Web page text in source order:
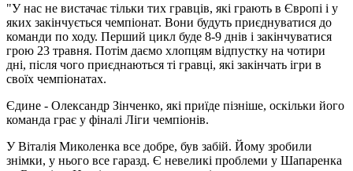
"У нас не вистачає тільки тих гравців, які грають в Європі і у
яких закінчується чемпіонат. Вони будуть приєднуватися до
команди по ходу. Перший цикл буде 8-9 днів і закінчуватися
грою 23 травня. Потім даємо хлопцям відпустку на чотири
дні, після чого приєднаються ті гравці, які закінчать ігри в
своїх чемпіонатах.
Єдине - Олександр Зінченко, які приїде пізніше, оскільки його
команда грає у фіналі Ліги чемпіонів.
У Віталія Миколенка все добре, був забій. Йому зробили
знімки, у нього все гаразд. Є невеликі проблеми у Шапаренка